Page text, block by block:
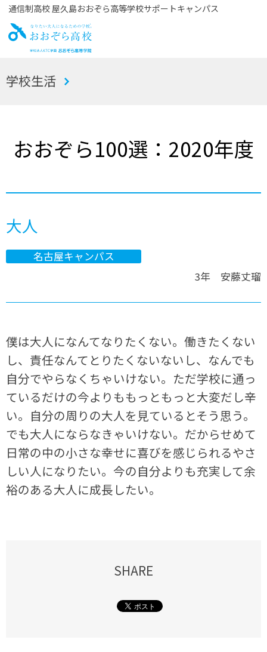
通信制高校 屋久島おおぞら高等学校サポートキャンパス
お
学校生活
おおぞら100選：2020年度
大人
名古屋キャンパス
3年 安藤丈瑠
僕は大人になんてなりたくない。働きたくない
し、責任なんてとりたくないないし、なんでも
自分でやらなくちゃいけない。ただ学校に通っ
ているだけの今よりももっともっと大変だし辛
い。自分の周りの大人を見ているとそう思う。
でも大人にならなきゃいけない。だからせめて
日常の中の小さな幸せに喜びを感じられるやさ
しい人になりたい。今の自分よりも充実して余
裕のある大人に成長したい。
SHARE